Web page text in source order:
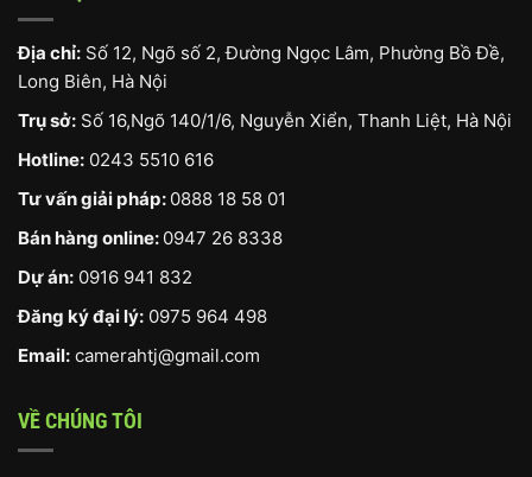
Địa chỉ: Số 12, Ngõ số 2, Đường Ngọc Lâm, Phường Bồ Đề,
Long Biên, Hà Nội
Trụ sở: Số 16,Ngõ 140/1/6, Nguyễn Xiển, Thanh Liệt, Hà Nội
Hotline: 0243 5510 616
Tư vấn giải pháp: 0888 18 58 01
Bán hàng online: 0947 26 8338
Dự án: 0916 941 832
Đăng ký đại lý: 0975 964 498
Email: camerahtj@gmail.com
VỀ CHÚNG TÔI